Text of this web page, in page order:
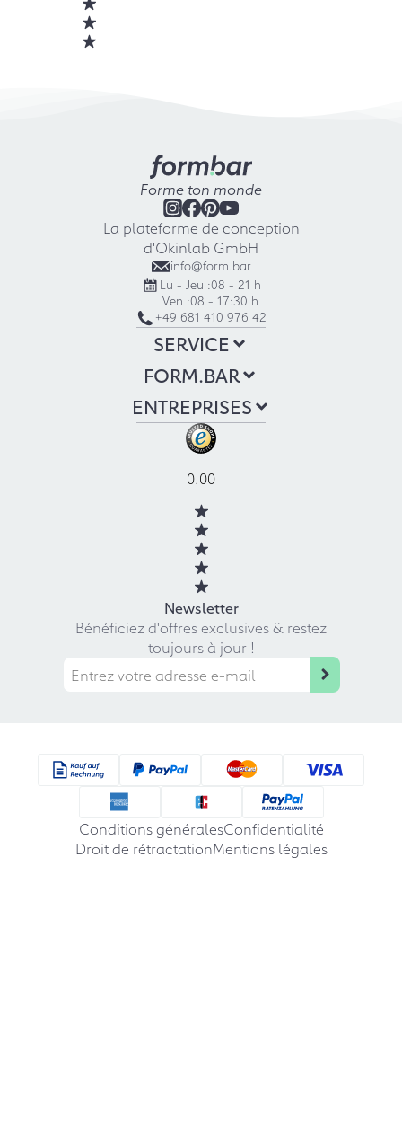
Forme ton monde
La plateforme de conception
d'Okinlab GmbH
info@form.bar
Lu - Jeu :08 - 21 h
Ven :08 - 17:30 h
+49 681 410 976 42
SERVICE
FORM.BAR
ENTREPRISES
0.00
Newsletter
Bénéficiez d'offres exclusives & restez
toujours à jour !
Conditions généralesConfidentialité
Droit de rétractationMentions légales